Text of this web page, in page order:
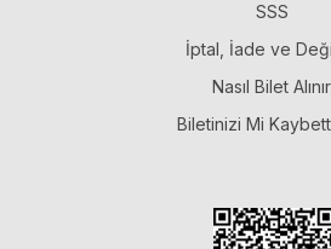
SSS
İptal, İade ve
Nasıl Bilet Alınır
Biletinizi Mi